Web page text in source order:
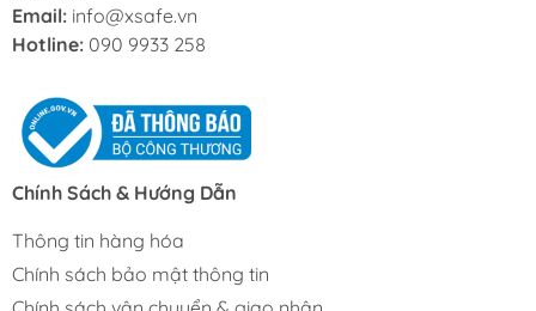
Email: info@xsafe.vn
Hotline: 090 9933 258
Chính Sách & Hướng Dẫn
Thông tin hàng hóa
Chính sách bảo mật thông tin